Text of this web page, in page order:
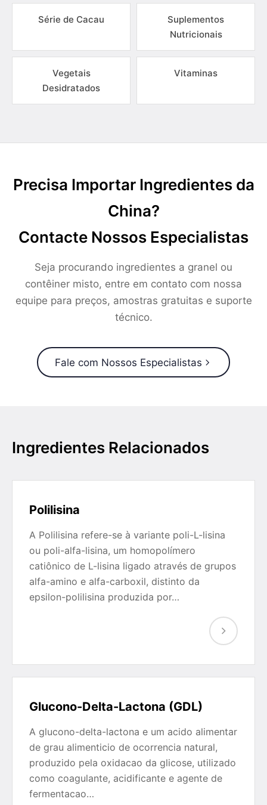
Série de Cacau
Suplementos
Nutricionais
Vegetais
Desidratados
Vitaminas
Precisa Importar Ingredientes da
China?
Contacte Nossos Especialistas
Seja procurando ingredientes a granel ou
contêiner misto, entre em contato com nossa
equipe para preços, amostras gratuitas e suporte
técnico.
Fale com Nossos Especialistas
Ingredientes Relacionados
Polilisina
A Polilisina refere-se à variante poli-L-lisina
ou poli-alfa-lisina, um homopolímero
catiônico de L-lisina ligado através de grupos
alfa-amino e alfa-carboxil, distinto da
epsilon-polilisina produzida por…
Glucono-Delta-Lactona (GDL)
A glucono-delta-lactona e um acido alimentar
de grau alimenticio de ocorrencia natural,
produzido pela oxidacao da glicose, utilizado
como coagulante, acidificante e agente de
fermentacao…